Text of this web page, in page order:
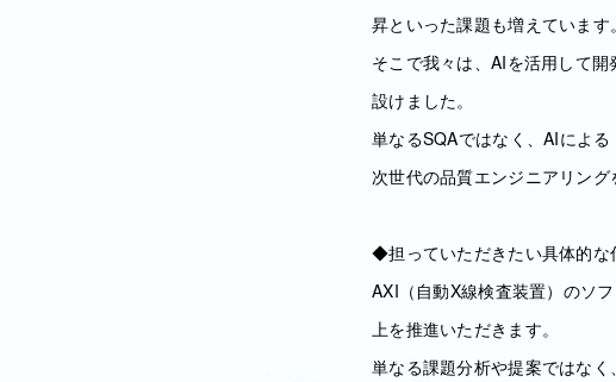
昇といった課題も増えています。
そこで我々は、AIを活用して
設けました。
単なるSQAではなく、AIによ
次世代の品質エンジニアリング
◆担っていただきたい具体的な
AXI（自動X線検査装置）のソ
上を推進いただきます。
単なる課題分析や提案ではな